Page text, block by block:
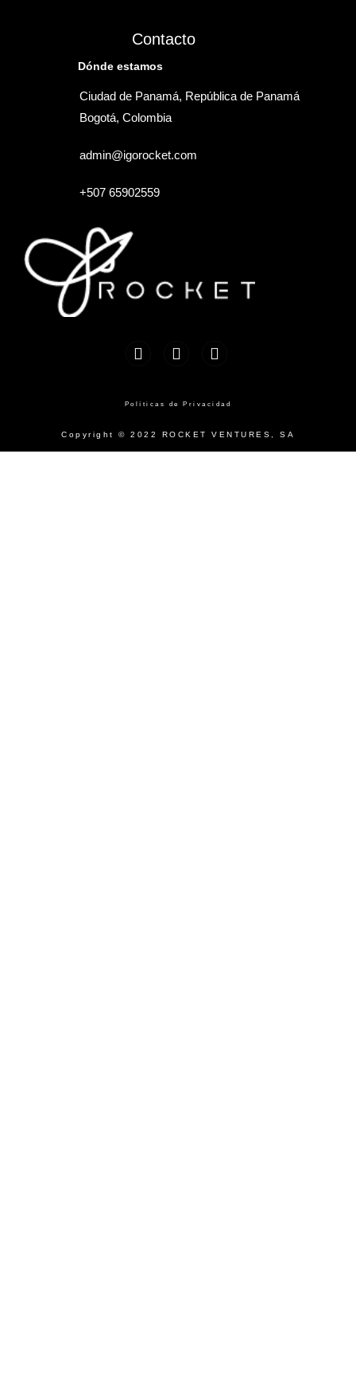
Contacto
Dónde estamos
Ciudad de Panamá, República de Panamá
Bogotá, Colombia
admin@igorocket.com
+507 65902559
Políticas de Privacidad
Copyright © 2022 ROCKET VENTURES, SA